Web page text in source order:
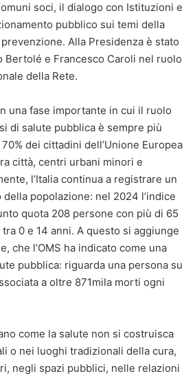
soci, il dialogo con Istituzioni e
pubblico sui temi della
Alla Presidenza è stato
Bertolé e Francesco Caroli nel ruolo
della Rete.
una fase importante in cui il ruolo
di salute pubblica è sempre più
dei cittadini dell’Unione Europea
città, centri urbani minori e
l’Italia continua a registrare un
popolazione: nel 2024 l’indice
quota 208 persone con più di 65
0 e 14 anni. A questo si aggiunge
che l’OMS ha indicato come una
pubblica: riguarda una persona su
a oltre 871mila morti ogni
come la salute non si costruisca
o nei luoghi tradizionali della cura,
negli spazi pubblici, nelle relazioni